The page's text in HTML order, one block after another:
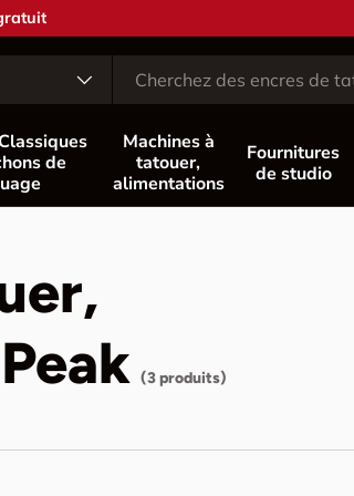
de
Machines à
tatouer,
alimentations
Fournitures
de studio
(3 produits)